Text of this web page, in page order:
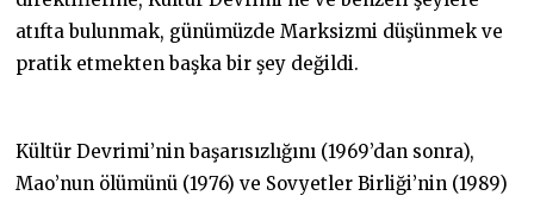
atıfta bulunmak, günümüzde Marksizmi düşünmek ve
pratik etmekten başka bir şey değildi.
Kültür Devrimi’nin başarısızlığını (1969’dan sonra),
Mao’nun ölümünü (1976) ve Sovyetler Birliği’nin (1989)